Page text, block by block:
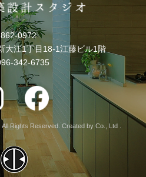
0972
大江1丁目18-1江藤ビル1階
342-6735
Rights Reserved. Created by Co., Ltd .